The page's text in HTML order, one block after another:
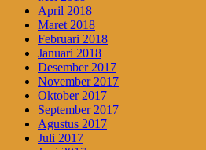
April 2018
Maret 2018
Februari 2018
Januari 2018
Desember 2017
November 2017
Oktober 2017
September 2017
Agustus 2017
Juli 2017